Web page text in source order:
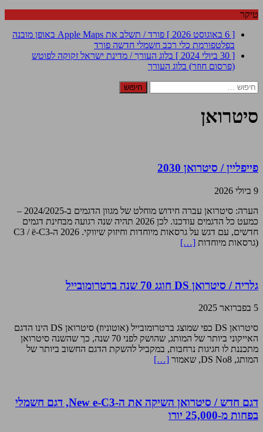
טיקר
[ 6 באוגוסט 2026 ]
פורד / תשלב את Apple Maps באופן מובנה
בפלטפורמת כלי רכב חשמלי חדשה פורד
[ 30 ביולי 2024 ]
בלוג העורך / מדינת ישראל זקוקה לפוטש
(פרסום חוזר) בלוג העורך
חיפוש:
סיטרואן
פייפליין / סיטרואן 2030
9 ביולי 2026
הערה: סיטרואן עברה חידוש מוחלט של מגוון הדגמים ב-2024/2025 –
כמעט כל הדגמים עודכנו. לכן 2026 תהיה שנה רגועה מבחינת דגמים
חדשים, עם דגש על גרסאות מיוחדות וחיזוק שיווקי. 2026 ה-C3 / ë-C3
(גרסאות מיוחדות […]
גלריה / סיטרואן DS חוגג 70 שנה ברטרומובייל
5 בפברואר 2025
סיטרואן DS כפי שמוצג ברטרומובייל (אוטוניוז) סיטרואן DS הינו הדגם
האייקוני ביותר של המותג, שהושק לפני 70 שנה, כך שהשנה סיטרואן
מתכננת לו חגיגות נרחבות, במקביל להשקת הדגם החשוב ביותר של
המותג, DS No8, שאמור
[…]
דגם חדש / סיטרואן השיקה את ה-New e-C3, דגם חשמלי
בפחות מ-25,000 יורו